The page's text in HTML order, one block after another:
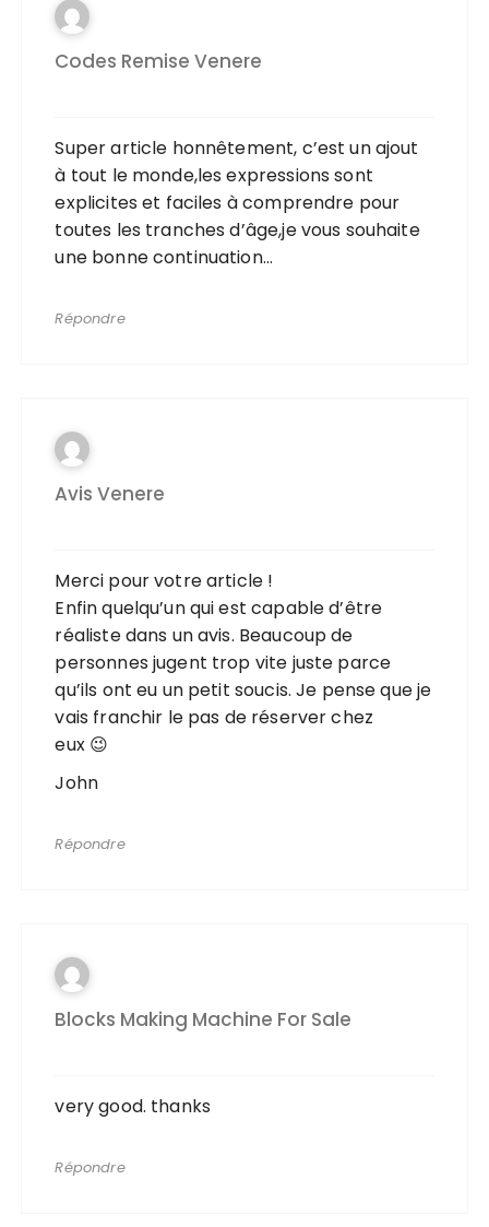
Codes Remise Venere
Super article honnêtement, c’est un ajout
à tout le monde,les expressions sont
explicites et faciles à comprendre pour
toutes les tranches d’âge,je vous souhaite
une bonne continuation…
Répondre
Avis Venere
Merci pour votre article !
Enfin quelqu’un qui est capable d’être
réaliste dans un avis. Beaucoup de
personnes jugent trop vite juste parce
qu’ils ont eu un petit soucis. Je pense que je
vais franchir le pas de réserver chez
eux 😉
John
Répondre
Blocks Making Machine For Sale
very good. thanks
Répondre